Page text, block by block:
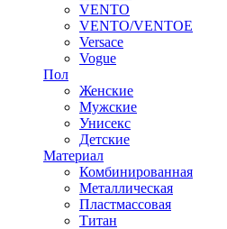
VENTO
VENTO/VENTOE
Versace
Vogue
Пол
Женские
Мужские
Унисекс
Детские
Материал
Комбинированная
Металлическая
Пластмассовая
Титан